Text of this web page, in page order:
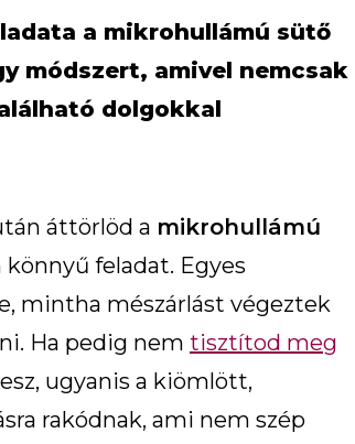
a mikrohullámú sütő
módszert, amivel nemcsak
dolgokkal
áttörlöd a mikrohullámú
feladat. Egyes
mintha mészárlást végeztek
Ha pedig nem tisztítod meg
ugyanis a kiömlött,
rakódnak, ami nem szép